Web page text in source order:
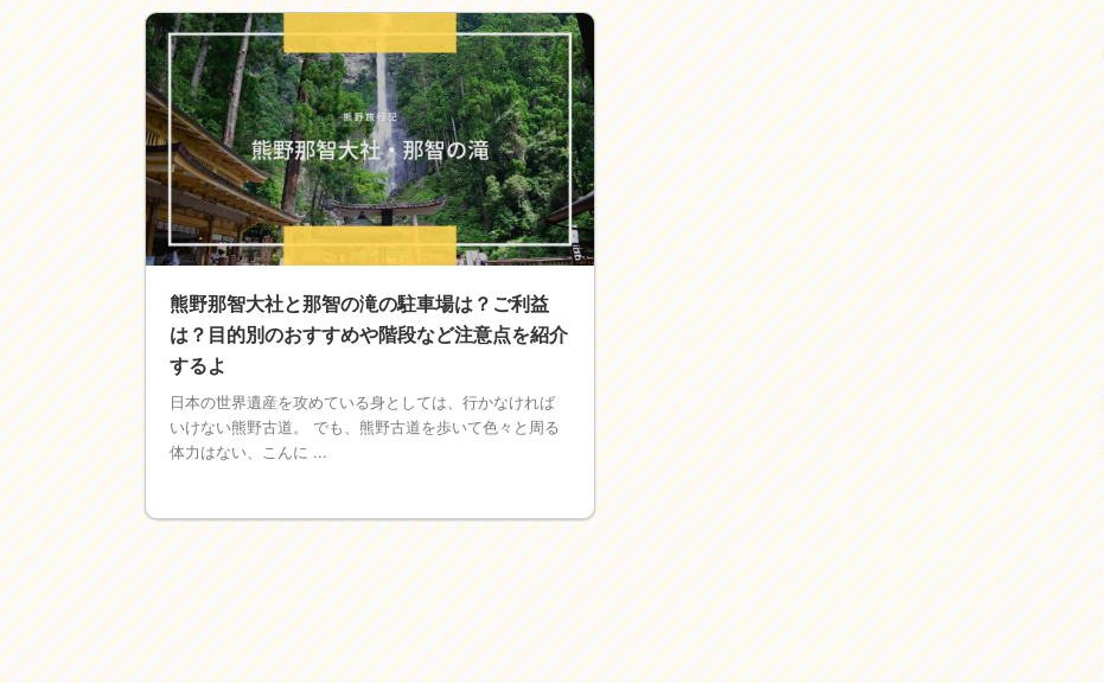
熊野那智大社と那智の滝の駐車場は？ご利益
は？目的別のおすすめや階段など注意点を紹介
するよ
日本の世界遺産を攻めている身としては、行かなければ
いけない熊野古道。 でも、熊野古道を歩いて色々と周る
体力はない、こんに ...